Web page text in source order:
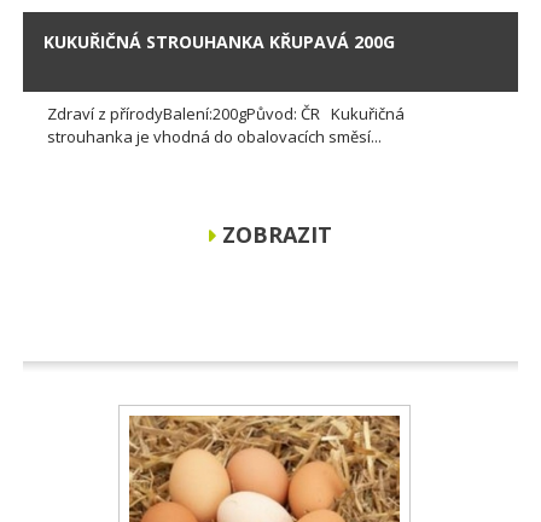
KUKUŘIČNÁ STROUHANKA KŘUPAVÁ 200G
Zdraví z přírodyBalení:200gPůvod: ČR Kukuřičná
strouhanka je vhodná do obalovacích směsí...
ZOBRAZIT